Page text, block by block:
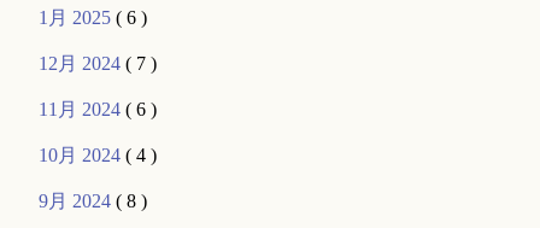
1月 2025( 6 )
12月 2024( 7 )
11月 2024( 6 )
10月 2024( 4 )
9月 2024( 8 )